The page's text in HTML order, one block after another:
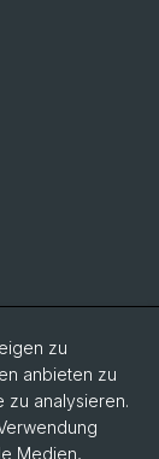
zu
anbieten zu
zu analysieren.
Medien,